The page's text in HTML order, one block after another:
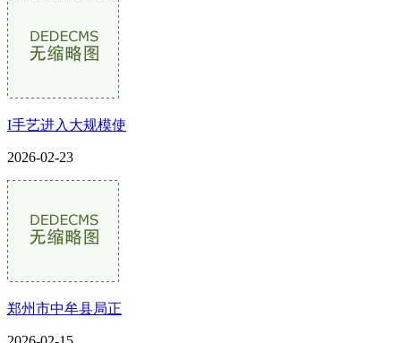
I手艺进入大规模使
2026-02-23
郑州市中牟县局正